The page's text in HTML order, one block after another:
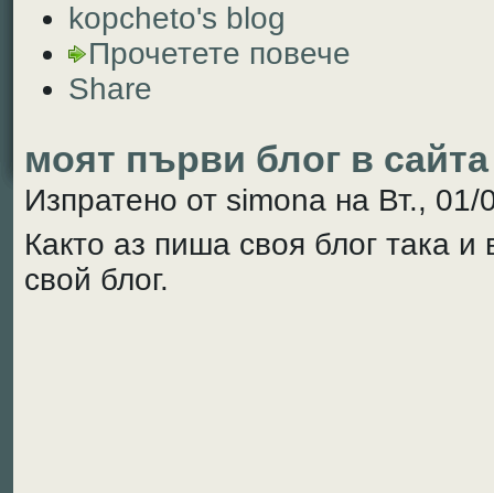
kopcheto's blog
Прочетете повече
Share
моят първи блог в
Изпратено от simona на Вт.,
Както аз пиша своя блог така
свой блог.